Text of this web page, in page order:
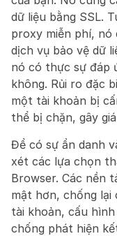
dữ liệu bằng SSL.
proxy miễn phí, nó
dịch vụ bảo vệ dữ
nó có thực sự đáp
không. Rủi ro đặc
một tài khoản bị
thể bị chặn, gây
Để có sự ẩn danh
xét các lựa chọn
Browser. Các nền
mật hơn, chống
tài khoản, cấu
chống phát hiện